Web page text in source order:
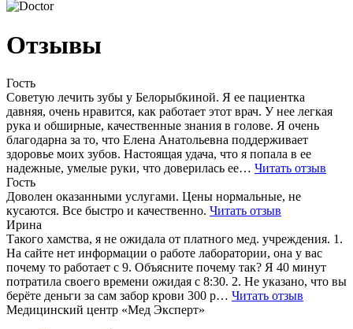
Отзывы
Гость
Советую лечить зубы у Белорыбкиной. Я ее пациентка
давняя, очень нравится, как работает этот врач. У нее легкая
рука и обширные, качественные знания в голове. Я очень
благодарна за то, что Елена Анатольевна поддерживает
здоровье моих зубов. Настоящая удача, что я попала в ее
надежные, умелые руки, что доверилась ее… Читать отзыв
Гость
Доволен оказанными услугами. Цены нормальные, не
кусаются. Все быстро и качественно. Читать отзыв
Ирина
Такого хамства, я не ожидала от платного мед. учреждения. 1.
На сайте нет информации о работе лаборатории, она у вас
почему то работает с 9. Объясните почему так? Я 40 минут
потратила своего времени ожидая с 8:30. 2. Не указано, что вы
берёте деньги за сам забор крови 300 р… Читать отзыв
Медицинский центр «Мед Эксперт»